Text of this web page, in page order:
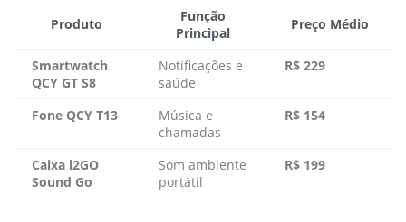
Produto
Função
Principal
Preço Médio
Smartwatch
QCY GT S8
Notificações e
saúde
R$ 229
Fone QCY T13
Música e
chamadas
R$ 154
Caixa i2GO
Sound Go
Som ambiente
portátil
R$ 199